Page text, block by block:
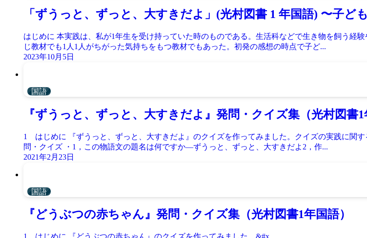
「ずうっと、ずっと、大すきだよ」(光村図書 1 年国語) 〜子ど
はじめに 本実践は、私が1年生を受け持っていた時のものである。生活科などで生き物を飼う経
じ教材でも1人1人がちがった気持ちをもつ教材でもあった。初発の感想の時点で子ど...
2023年10月5日
国語
『ずうっと、ずっと、大すきだよ』発問・クイズ集（光村図書
1 はじめに 『ずうっと、ずっと、大すきだよ』のクイズを作ってみました。クイズの実践に関
問・クイズ ・1，この物語文の題名は何ですか—ずうっと、ずっと、大すきだよ2，作...
2021年2月23日
国語
『どうぶつの赤ちゃん』発問・クイズ集（光村図書1年国語）